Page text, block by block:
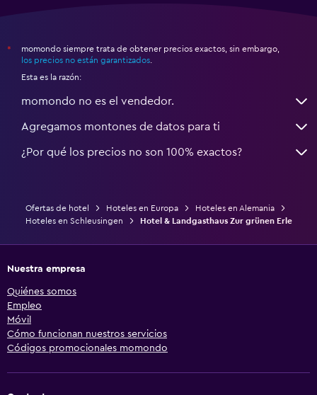
*
momondo siempre trata de obtener precios exactos, sin embargo,
los precios no están garantizados
Esta es la razón:
momondo no es el vendedor.
Agregamos montones de datos para ti
¿Por qué los precios no son 100% exactos?
Ofertas de hotel Hoteles en Europa
Hoteles en Alemania
Hoteles en Schleusingen
Hotel & Landgasthaus Zur grünen Erle
Nuestra empresa
Quiénes somos
Empleo
Móvil
Cómo funcionan nuestros servicios
Códigos promocionales momondo